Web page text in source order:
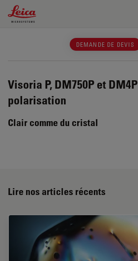
Leica Microsystems Logo
DEMANDE DE DEVIS
Visoria P, DM750P et DM4P
polarisation
Clair comme du cristal
Lire nos articles récents